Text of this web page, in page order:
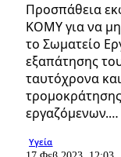
Προσπάθεια
ΚΟΜΥ για να
το Σωματείο
εξαπάτησης
ταυτόχρονα
εργαζόμενων.…
Υγεία